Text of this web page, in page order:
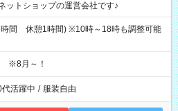
ットショップの運営会社です♪
間 休憩1時間) ※10時～18時も調整可能
※8月～！
活躍中 / 服装自由